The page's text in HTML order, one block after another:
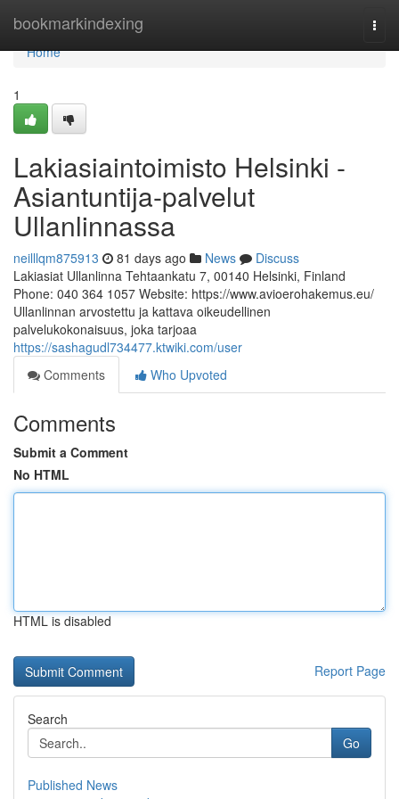
bookmarkindexing
Home
Home
1
Lakiasiaintoimisto Helsinki -
Asiantuntija-palvelut
Ullanlinnassa
neilllqm875913 81 days ago News
Discuss
Lakiasiat Ullanlinna Tehtaankatu 7, 00140 Helsinki, Finland
Phone: 040 364 1057 Website: https://www.avioerohakemus.eu/
Ullanlinnan arvostettu ja kattava oikeudellinen
palvelukokonaisuus, joka tarjoaa
https://sashagudl734477.ktwiki.com/user
Comments
Who Upvoted
Comments
Submit a Comment
No HTML
HTML is disabled
Report Page
Search
Go
Published News